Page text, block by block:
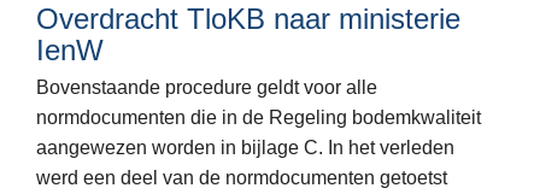
Overdracht TloKB naar ministerie
IenW
Bovenstaande procedure geldt voor alle
normdocumenten die in de Regeling bodemkwaliteit
aangewezen worden in bijlage C. In het verleden
werd een deel van de normdocumenten getoetst